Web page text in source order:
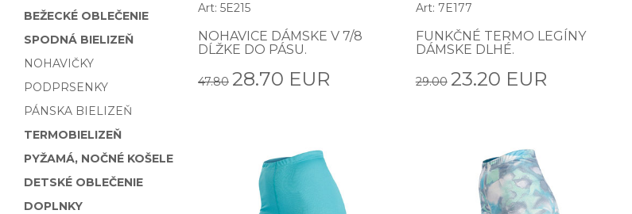
BEŽECKÉ OBLEČENIE
SPODNÁ BIELIZEŇ
NOHAVIČKY
PODPRSENKY
PÁNSKA BIELIZEŇ
TERMOBIELIZEŇ
PYŽAMÁ, NOČNÉ KOŠELE
DETSKÉ OBLEČENIE
DOPLNKY
Art: 5E215
NOHAVICE DÁMSKE V 7/8
DĹŽKE DO PÁSU.
47.80 28.70 EUR
Art: 7E177
FUNKČNÉ TERMO LEGÍNY
DÁMSKE DLHÉ.
29.00 23.20 EUR